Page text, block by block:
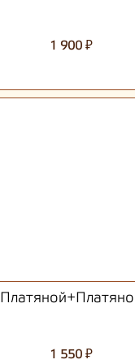
1 900 ₽
1 550 ₽